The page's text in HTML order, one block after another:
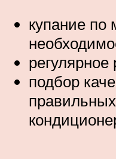
купание по
подбор